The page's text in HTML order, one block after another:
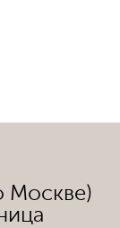
Москве)